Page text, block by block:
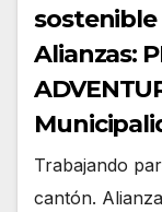
Alianzas: PROCOMER, SBF ZIP LINE
Trabajando
cantón.